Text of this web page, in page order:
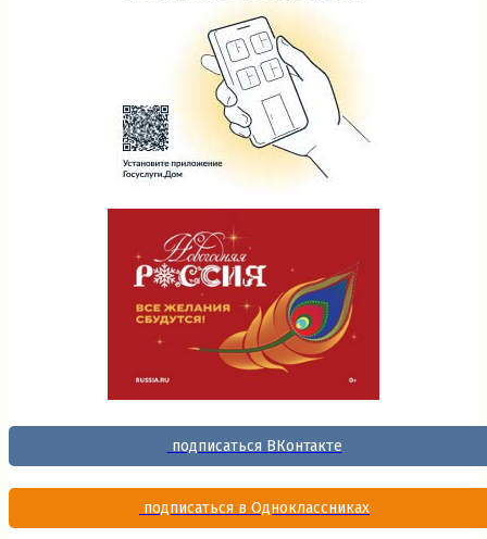
подписаться ВКонтакте
подписаться в Одноклассниках